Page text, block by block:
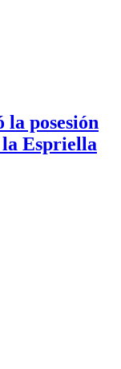
la posesión
Espriella